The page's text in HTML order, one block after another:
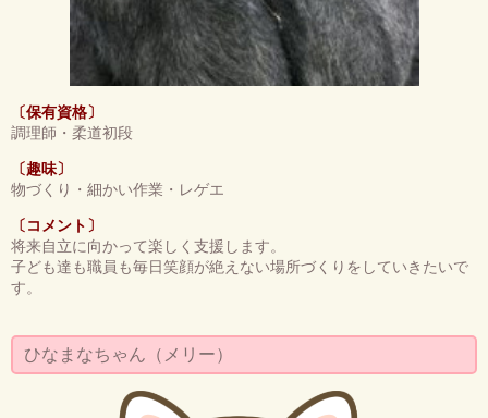
〔保有資格〕
調理師・柔道初段
〔趣味〕
物づくり・細かい作業・レゲエ
〔コメント〕
将来自立に向かって楽しく支援します。
子ども達も職員も毎日笑顔が絶えない場所づくりをしていきたいで
す。
ひなまなちゃん（メリー）